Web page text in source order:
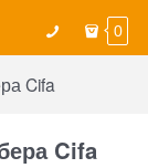
0
Cifa
Cifa